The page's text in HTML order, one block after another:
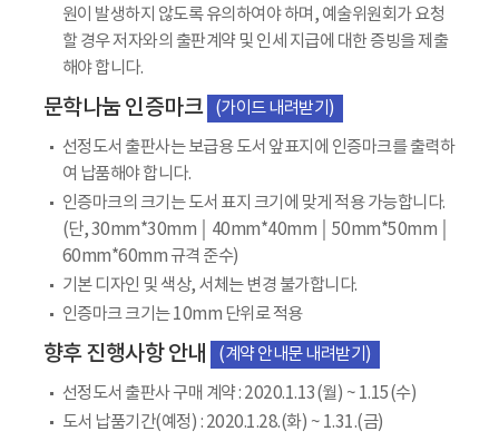
원이 발생하지 않도록 유의하여야 하며, 예술위원회가 요청
할 경우 저자와의 출판계약 및 인세 지급에 대한 증빙을 제출
해야 합니다.
문학나눔 인증마크 (가이드 내려받기)
선정도서 출판사는 보급용 도서 앞표지에 인증마크를 출력하
여 납품해야 합니다.
인증마크의 크기는 도서 표지 크기에 맞게 적용 가능합니다.
(단, 30mm*30mm │ 40mm*40mm │ 50mm*50mm │
60mm*60mm 규격 준수)
기본 디자인 및 색상, 서체는 변경 불가합니다.
인증마크 크기는 10mm 단위로 적용
향후 진행사항 안내 (계약 안내문 내려받기)
선정도서 출판사 구매 계약 : 2020.1.13(월) ~ 1.15(수)
도서 납품기간(예정) : 2020.1.28.(화) ~ 1.31.(금)